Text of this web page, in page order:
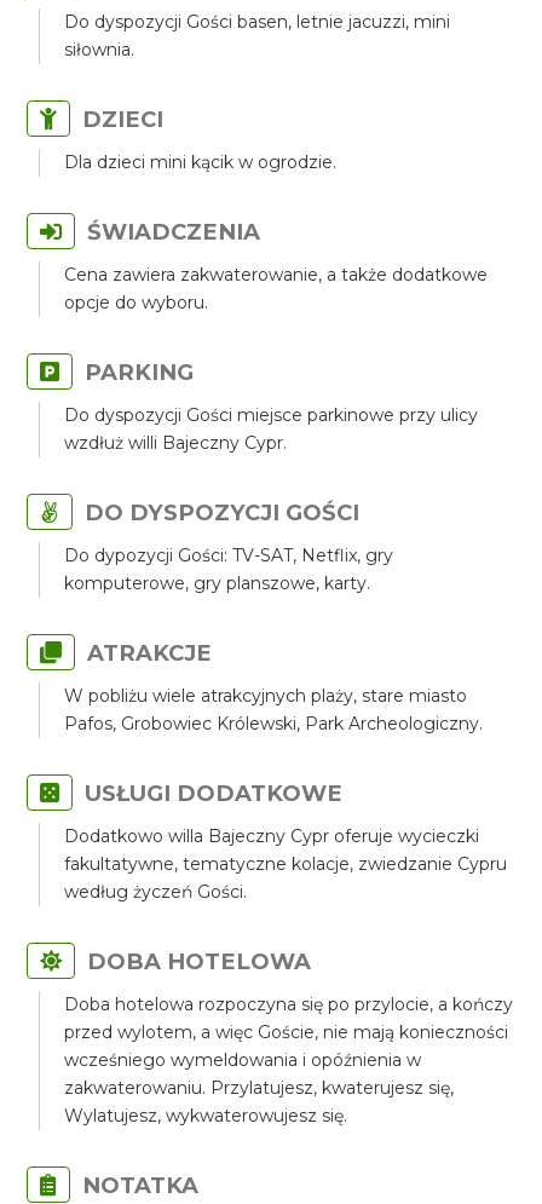
Do dyspozycji Gości basen, letnie jacuzzi, mini
siłownia.
DZIECI
Dla dzieci mini kącik w ogrodzie.
ŚWIADCZENIA
Cena zawiera zakwaterowanie, a także dodatkowe
opcje do wyboru.
PARKING
Do dyspozycji Gości miejsce parkinowe przy ulicy
wzdłuż willi Bajeczny Cypr.
DO DYSPOZYCJI GOŚCI
Do dypozycji Gości: TV-SAT, Netflix, gry
komputerowe, gry planszowe, karty.
ATRAKCJE
W pobliżu wiele atrakcyjnych plaży, stare miasto
Pafos, Grobowiec Królewski, Park Archeologiczny.
USŁUGI DODATKOWE
Dodatkowo willa Bajeczny Cypr oferuje wycieczki
fakultatywne, tematyczne kolacje, zwiedzanie Cypru
według życzeń Gości.
DOBA HOTELOWA
Doba hotelowa rozpoczyna się po przylocie, a kończy
przed wylotem, a więc Goście, nie mają konieczności
wcześniego wymeldowania i opóźnienia w
zakwaterowaniu. Przylatujesz, kwaterujesz się,
Wylatujesz, wykwaterowujesz się.
NOTATKA